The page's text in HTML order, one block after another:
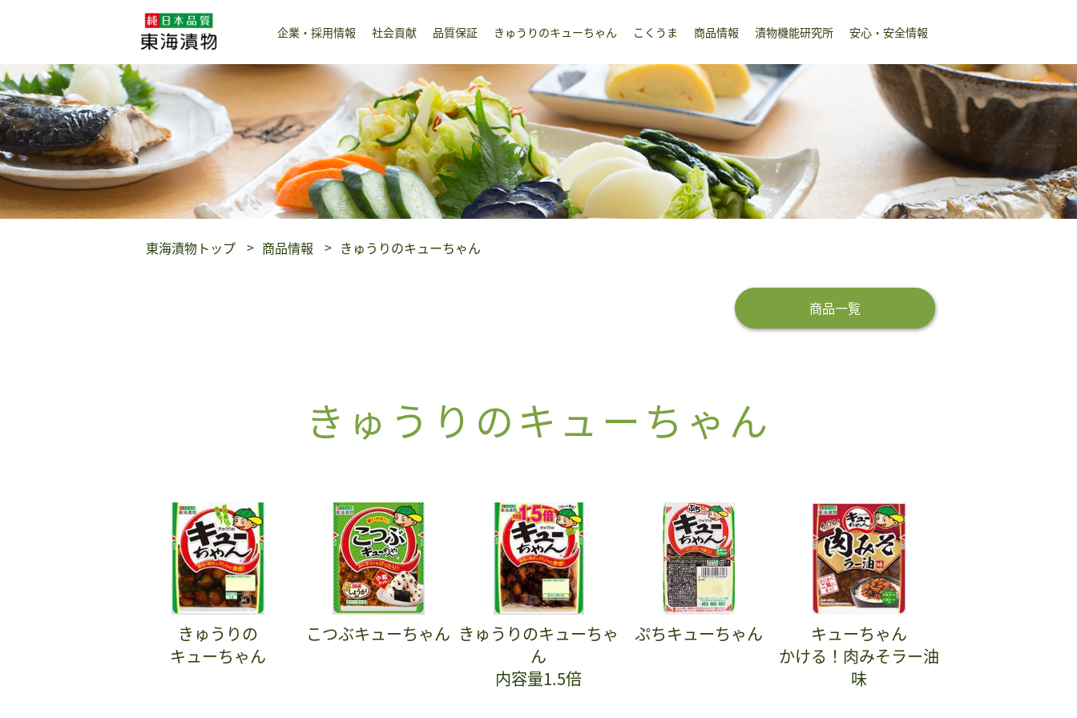
企業・採用情報 社会貢献 品質保証 きゅうりのキューちゃん こくうま 商品情報 漬物機能研究所 安心・安全情報
東海漬物トップ 商品情報 きゅうりのキューちゃん
商品一覧
きゅうりのキューちゃん
きゅうりの
キューちゃん
こつぶキューちゃん きゅうりのキューちゃ
ん
内容量1.5倍
ぷちキューちゃん
キューちゃん
かける！肉みそラー油
味